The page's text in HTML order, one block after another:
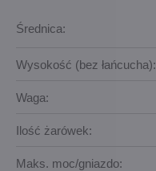
Średnica:
Wysokość (bez łańcucha):
Waga:
Ilość żarówek:
Maks. moc/gniazdo: